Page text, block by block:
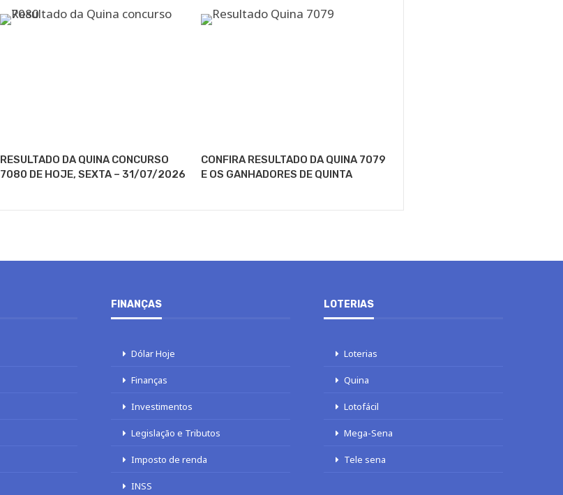
RESULTADO DA QUINA CONCURSO
7080 DE HOJE, SEXTA – 31/07/2026
CONFIRA RESULTADO DA QUINA 7079
E OS GANHADORES DE QUINTA
FINANÇAS
Dólar Hoje
Finanças
Investimentos
Legislação e Tributos
Imposto de renda
INSS
LOTERIAS
Loterias
Quina
Lotofácil
Mega-Sena
Tele sena